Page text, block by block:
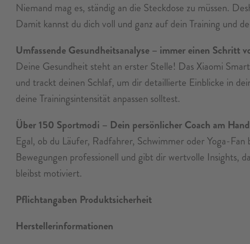
Niemand mag es, ständig an die Steckdose zu müssen.
Damit kannst du dich voll und ganz auf dein Training und
Umfassende Gesundheitsanalyse – immer einen Schritt
Deine Gesundheit steht an erster Stelle! Das Xiaomi
und trackt deinen Schlaf, um dir detaillierte Einblicke in
deine Trainingsintensität anpassen solltest.
Über 150 Sportmodi – Dein persönlicher Coach am
Egal, ob du Läufer, Radfahrer, Schwimmer oder Yoga-
Bewegungen professionell und gibt dir wertvolle Insights,
bleibst motiviert.
Pflichtangaben Produktsicherheit
Herstellerinformationen